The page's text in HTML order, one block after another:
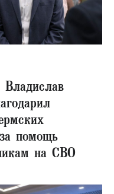
помощь
на СВО